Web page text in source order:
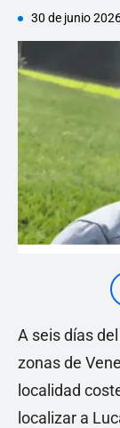
30 de junio
A seis días
zonas de
localidad
localizar a